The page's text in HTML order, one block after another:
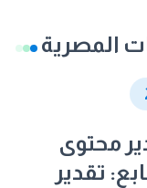
المصرية
محتوى
تقدير